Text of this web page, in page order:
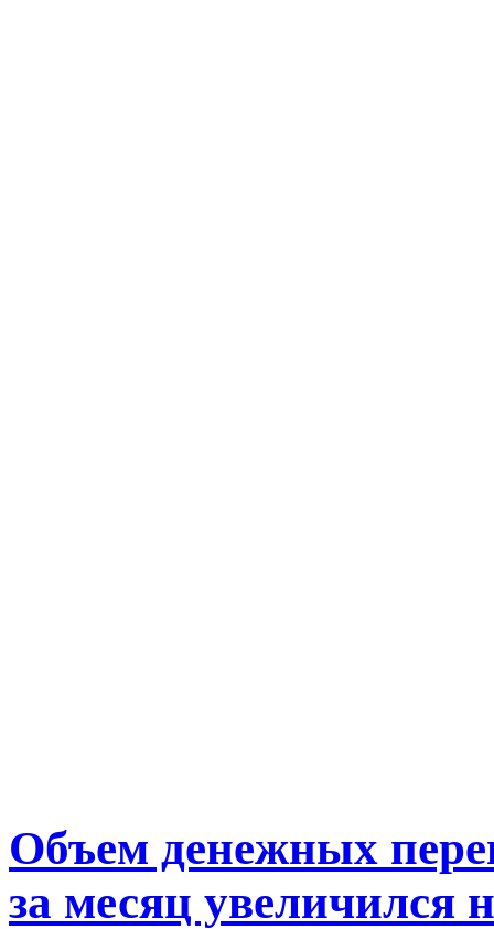
Объем денежных
за месяц увеличился